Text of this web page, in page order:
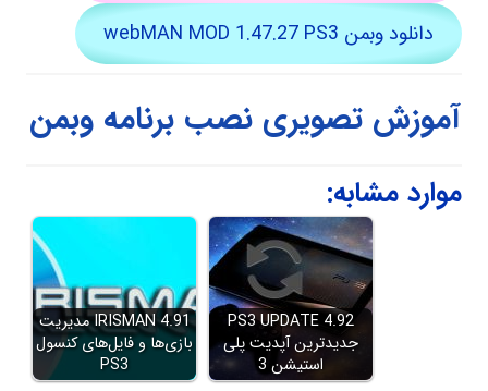
دانلود وبمن webMAN MOD 1.47.27 PS3
آموزش تصویری نصب برنامه وبمن
موارد مشابه:
IRISMAN 4.91 مدیریت
بازی‌ها و فایل‌های کنسول
PS3
PS3 UPDATE 4.92
جدیدترین آپدیت پلی
استیشن 3